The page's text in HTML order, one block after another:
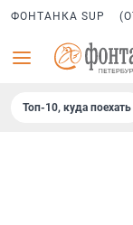
ФОНТАНКА SUP
Топ-10, куда поехать